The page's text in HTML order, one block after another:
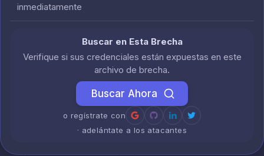
inmediatamente
Buscar en Esta Brecha
Verifique si sus credenciales están expuestas en este
archivo de brecha.
Buscar Ahora
o regístrate con
· adelántate a los atacantes